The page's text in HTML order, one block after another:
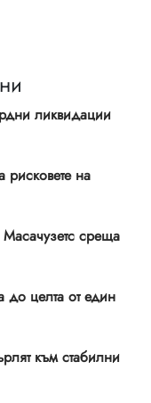
ликвидации
на
Масачузетс среща
до целта от един
към стабилни